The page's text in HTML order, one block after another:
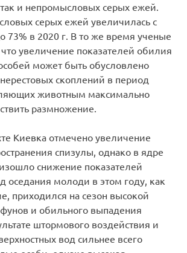
и непромысловых серых ежей.
серых ежей увеличилась с
73% в 2020 г. В то же время ученые
увеличение показателей обилия
может быть обусловлено
скоплений в период
животным максимально
размножение.
Киевка отмечено увеличение
спизулы, однако в ядре
снижение показателей
оседания молоди в этом году, как
приходился на сезон высокой
и обильного выпадения
штормового воздействия и
вод сильнее всего